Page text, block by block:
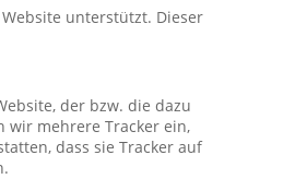
unterstützt. Dieser
der bzw. die dazu
wir mehrere Tracker ein,
dass sie Tracker auf